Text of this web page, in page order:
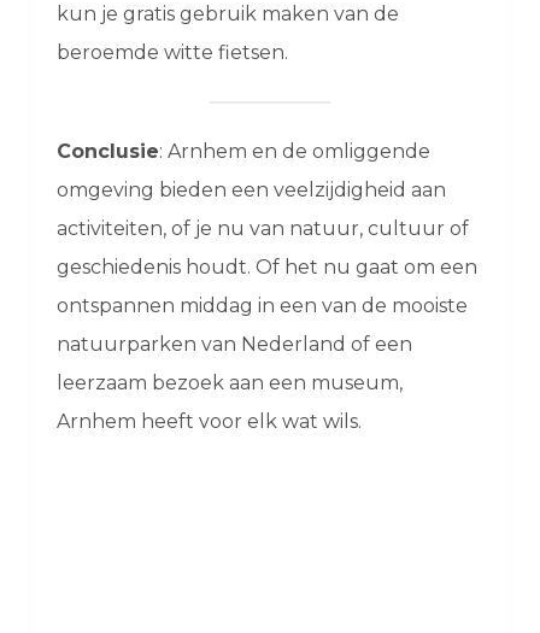
kun je gratis gebruik maken van de
beroemde witte fietsen.
Conclusie: Arnhem en de omliggende
omgeving bieden een veelzijdigheid aan
activiteiten, of je nu van natuur, cultuur of
geschiedenis houdt. Of het nu gaat om een
ontspannen middag in een van de mooiste
natuurparken van Nederland of een
leerzaam bezoek aan een museum,
Arnhem heeft voor elk wat wils.